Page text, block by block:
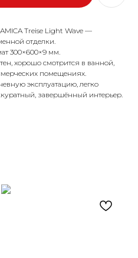
Treise Light Wave —
отделки.
300×600×9 мм.
хорошо смотрится в ванной,
помещениях.
эксплуатацию, легко
завершённый интерьер.